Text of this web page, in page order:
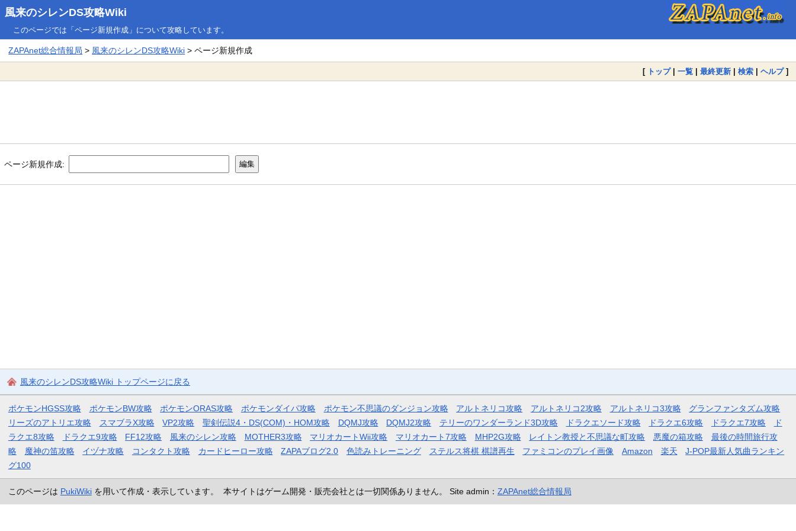
風来のシレンDS攻略Wiki
このページでは「ページ新規作成」について攻略しています。
ZAPAnet総合情報局 > 風来のシレンDS攻略Wiki > ページ新規作成
[ トップ| 一覧 | 最終更新 | 検索 | ヘルプ]
ページ新規作成:
風来のシレンDS攻略Wiki トップページに戻る
ポケモンHGSS攻略 ポケモンBW攻略 ポケモンORAS攻略 ポケモンダイパ攻略 ポケモン不思議のダンジョン攻略 アルトネリコ攻略 アルトネリコ2攻略 アルトネリコ3攻略
グランファンタズム攻略
リーズのアトリエ攻略
スマブラX攻略 VP2攻略 聖剣伝説4・DS(COM)・HOM攻略 DQMJ攻略 DQMJ2攻略 テリーのワンダーランド3D攻略 ドラクエソード攻略 ドラクエ6攻略 ドラクエ7攻略
ド
ラクエ8攻略
ドラクエ9攻略 FF12攻略 風来のシレン攻略 MOTHER3攻略 マリオカートWii攻略 マリオカート7攻略 MHP2G攻略 レイトン教授と不思議な町攻略 悪魔の箱攻略
最後の時間旅行攻
略
魔神の笛攻略 イヅナ攻略 コンタクト攻略 カードヒーロー攻略 ZAPAブログ2.0 色読みトレーニング ステルス将棋 棋譜再生 ファミコンのプレイ画像 Amazon 楽天
J-POP最新人気曲ランキン
グ100
このページは PukiWikiを用いて作成・表示しています。 本サイトはゲーム開発・販売会社とは一切関係ありません。 Site admin： ZAPAnet総合情報局